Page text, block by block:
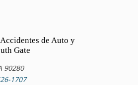
de Auto y
Gate
90280
1707